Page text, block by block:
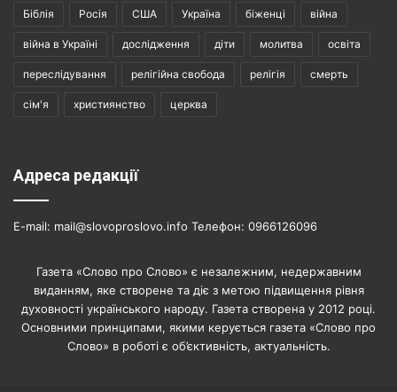
Біблія Росія США Україна біженці війна
війна в Україні дослідження діти молитва освіта
переслідування релігійна свобода релігія смерть
сім'я християнство церква
Адреса редакції
E-mail: mail@slovoproslovo.info Телефон: 0966126096
Газета «Слово про Слово» є незалежним, недержавним
виданням, яке створене та діє з метою підвищення рівня
духовності українського народу. Газета створена у 2012 році.
Основними принципами, якими керується газета «Слово про
Слово» в роботі є об’єктивність, актуальність.